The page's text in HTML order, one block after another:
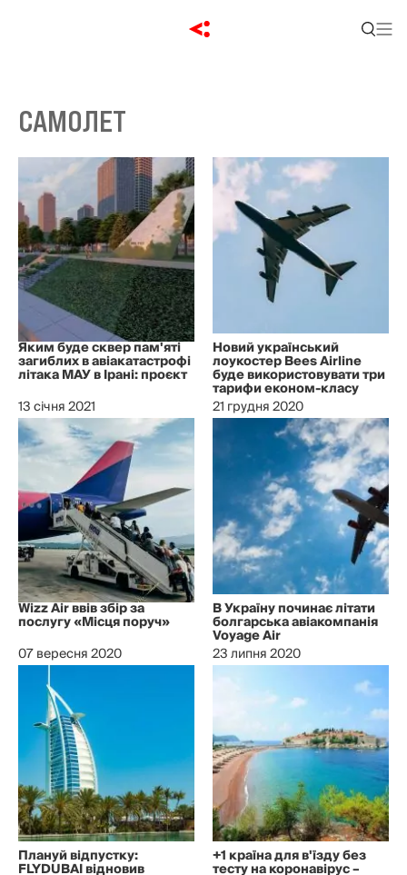
САМОЛЕТ
Яким буде сквер пам'яті
загиблих в авіакатастрофі
літака МАУ в Ірані: проєкт
13 січня 2021
Новий український
лоукостер Вees Airline
буде використовувати три
тарифи економ-класу
21 грудня 2020
Wizz Air ввів збір за
послугу «Місця поруч»
07 вересня 2020
В Україну починає літати
болгарська авіакомпанія
Voyage Air
23 липня 2020
Плануй відпустку:
FLYDUBAI відновив
+1 країна для в'їзду без
тесту на коронавірус –